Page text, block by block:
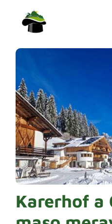
Karerhof a